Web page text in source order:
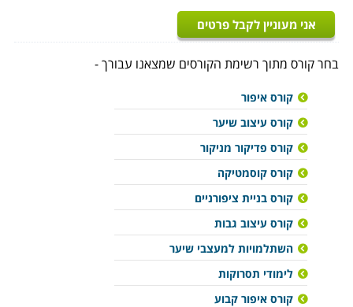
אני מעוניין לקבל פרטים
בחר קורס מתוך רשימת הקורסים שמצאנו עבורך -
קורס איפור
קורס עיצוב שיער
קורס פדיקור מניקור
קורס קוסמטיקה
קורס בניית ציפורניים
קורס עיצוב גבות
השתלמויות למעצבי שיער
לימודי תסרוקות
קורס איפור קבוע